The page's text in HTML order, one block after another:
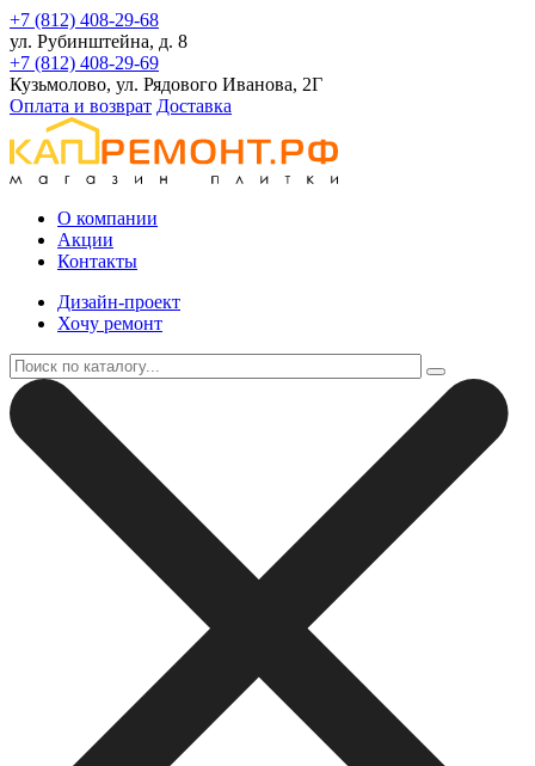
+7 (812) 408-29-68
ул. Рубинштейна, д. 8
+7 (812) 408-29-69
Кузьмолово, ул. Рядового Иванова, 2Г
Оплата и возврат Доставка
О компании
Акции
Контакты
Дизайн-проект
Хочу ремонт